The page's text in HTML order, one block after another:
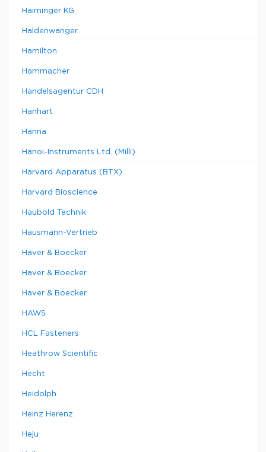
Haiminger KG
Haldenwanger
Hamilton
Hammacher
Handelsagentur CDH
Hanhart
Hanna
Hanoi-Instruments Ltd. (Milli)
Harvard Apparatus (BTX)
Harvard Bioscience
Haubold Technik
Hausmann-Vertrieb
Haver & Boecker
Haver & Boecker
Haver & Boecker
HAWS
HCL Fasteners
Heathrow Scientific
Hecht
Heidolph
Heinz Herenz
Heju